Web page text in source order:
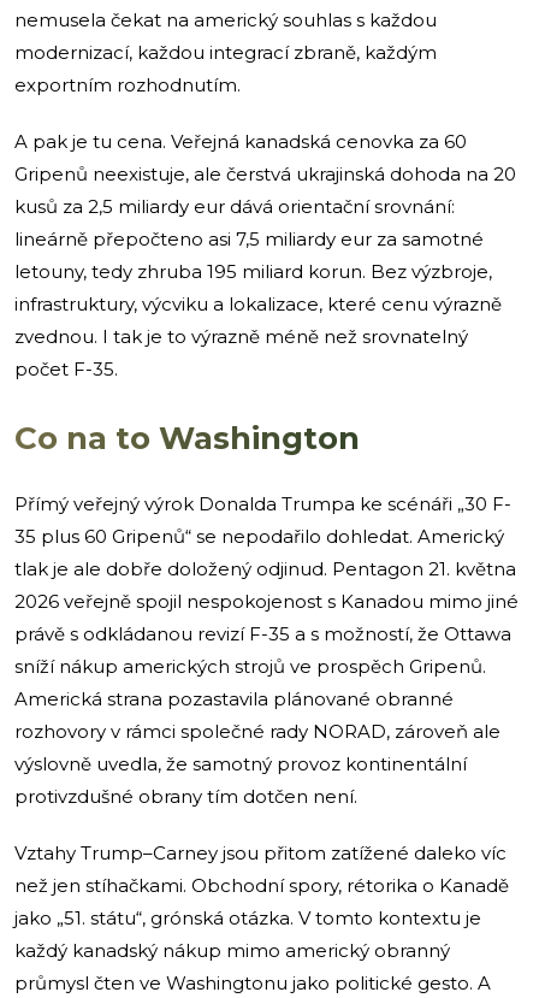
nemusela čekat na americký souhlas s každou
modernizací, každou integrací zbraně, každým
exportním rozhodnutím.
A pak je tu cena. Veřejná kanadská cenovka za 60
Gripenů neexistuje, ale čerstvá ukrajinská dohoda na 20
kusů za 2,5 miliardy eur dává orientační srovnání:
lineárně přepočteno asi 7,5 miliardy eur za samotné
letouny, tedy zhruba 195 miliard korun. Bez výzbroje,
infrastruktury, výcviku a lokalizace, které cenu výrazně
zvednou. I tak je to výrazně méně než srovnatelný
počet F-35.
Co na to Washington
Přímý veřejný výrok Donalda Trumpa ke scénáři „30 F-
35 plus 60 Gripenů“ se nepodařilo dohledat. Americký
tlak je ale dobře doložený odjinud. Pentagon 21. května
2026 veřejně spojil nespokojenost s Kanadou mimo jiné
právě s odkládanou revizí F-35 a s možností, že Ottawa
sníží nákup amerických strojů ve prospěch Gripenů.
Americká strana pozastavila plánované obranné
rozhovory v rámci společné rady NORAD, zároveň ale
výslovně uvedla, že samotný provoz kontinentální
protivzdušné obrany tím dotčen není.
Vztahy Trump–Carney jsou přitom zatížené daleko víc
než jen stíhačkami. Obchodní spory, rétorika o Kanadě
jako „51. státu“, grónská otázka. V tomto kontextu je
každý kanadský nákup mimo americký obranný
průmysl čten ve Washingtonu jako politické gesto. A